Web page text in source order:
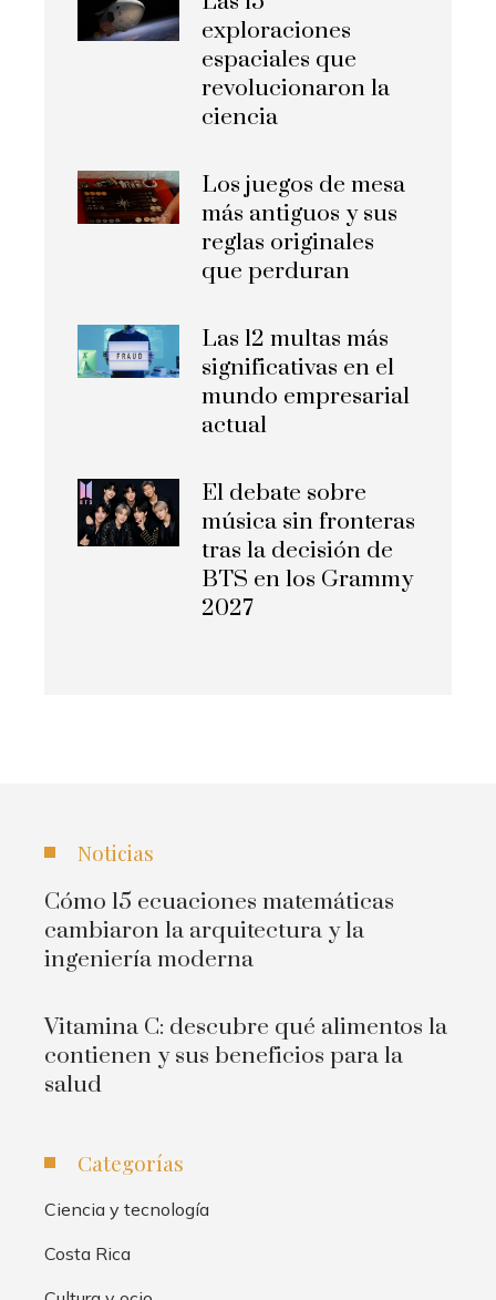
exploraciones
espaciales que
revolucionaron la
ciencia
Los juegos de mesa
más antiguos y sus
reglas originales
que perduran
Las 12 multas más
significativas en el
mundo empresarial
actual
El debate sobre
música sin fronteras
tras la decisión de
BTS en los Grammy
2027
Noticias
Cómo 15 ecuaciones matemáticas
cambiaron la arquitectura y la
ingeniería moderna
Vitamina C: descubre qué alimentos la
contienen y sus beneficios para la
salud
Categorías
Ciencia y tecnología
Costa Rica